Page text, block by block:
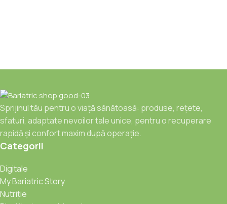
Sprijinul tău pentru o viață sănătoasă: produse, rețete,
sfaturi, adaptate nevoilor tale unice, pentru o recuperare
rapidă și confort maxim după operație.
Categorii
Digitale
My Bariatric Story
Nutriție